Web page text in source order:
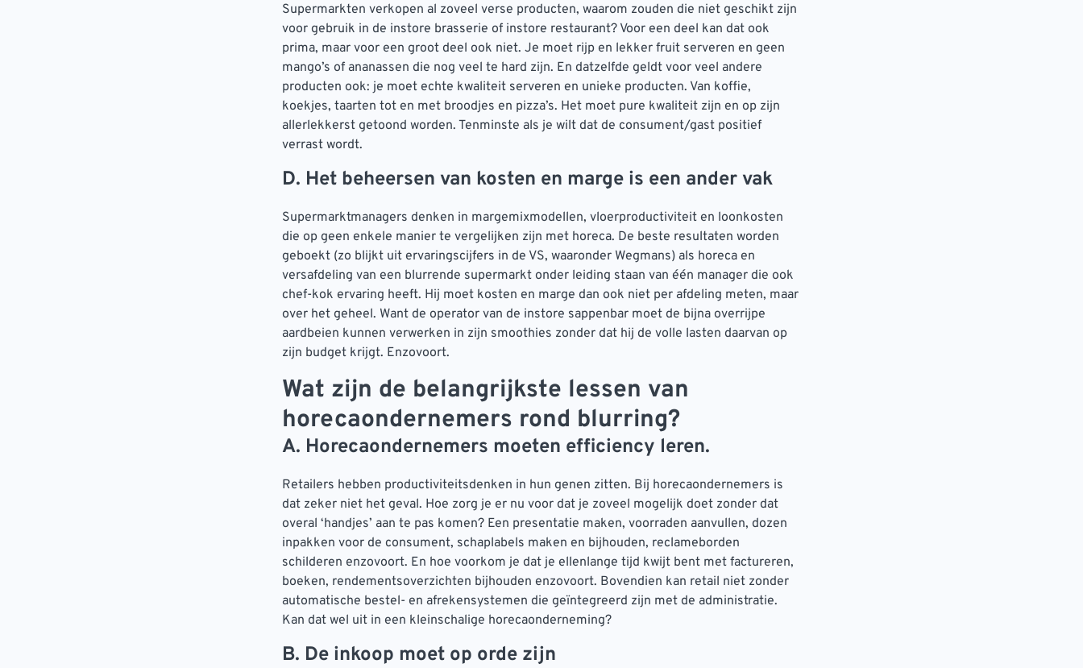
Supermarkten verkopen al zoveel verse producten, waarom zouden die niet geschikt zijn
voor gebruik in de instore brasserie of instore restaurant? Voor een deel kan dat ook
prima, maar voor een groot deel ook niet. Je moet rijp en lekker fruit serveren en geen
mango’s of ananassen die nog veel te hard zijn. En datzelfde geldt voor veel andere
producten ook: je moet echte kwaliteit serveren en unieke producten. Van koffie,
koekjes, taarten tot en met broodjes en pizza’s. Het moet pure kwaliteit zijn en op zijn
allerlekkerst getoond worden. Tenminste als je wilt dat de consument/gast positief
verrast wordt.
D. Het beheersen van kosten en marge is een ander vak
Supermarktmanagers denken in margemixmodellen, vloerproductiviteit en loonkosten
die op geen enkele manier te vergelijken zijn met horeca. De beste resultaten worden
geboekt (zo blijkt uit ervaringscijfers in de VS, waaronder Wegmans) als horeca en
versafdeling van een blurrende supermarkt onder leiding staan van één manager die ook
chef-kok ervaring heeft. Hij moet kosten en marge dan ook niet per afdeling meten, maar
over het geheel. Want de operator van de instore sappenbar moet de bijna overrijpe
aardbeien kunnen verwerken in zijn smoothies zonder dat hij de volle lasten daarvan op
zijn budget krijgt. Enzovoort.
Wat zijn de belangrijkste lessen van
horecaondernemers rond blurring?
A. Horecaondernemers moeten efficiency leren.
Retailers hebben productiviteitsdenken in hun genen zitten. Bij horecaondernemers is
dat zeker niet het geval. Hoe zorg je er nu voor dat je zoveel mogelijk doet zonder dat
overal ‘handjes’ aan te pas komen? Een presentatie maken, voorraden aanvullen, dozen
inpakken voor de consument, schaplabels maken en bijhouden, reclameborden
schilderen enzovoort. En hoe voorkom je dat je ellenlange tijd kwijt bent met factureren,
boeken, rendementsoverzichten bijhouden enzovoort. Bovendien kan retail niet zonder
automatische bestel- en afrekensystemen die geïntegreerd zijn met de administratie.
Kan dat wel uit in een kleinschalige horecaonderneming?
B. De inkoop moet op orde zijn